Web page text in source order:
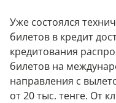
Уже состоялся
билетов в кредит
кредитования
билетов на
направления с
от 20 тыс. тенге. От